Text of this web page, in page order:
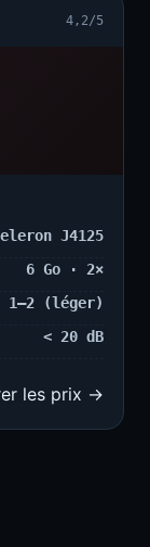
4,2/5
J4125
6 Go · 2×
1–2 (léger)
< 20 dB
les prix →